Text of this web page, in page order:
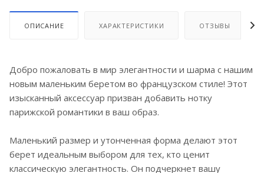
ОПИСАНИЕ ХАРАКТЕРИСТИКИ ОТЗЫВЫ
Добро пожаловать в мир элегантности и шарма с нашим
новым маленьким беретом во французском стиле! Этот
изысканный аксессуар призван добавить нотку
парижской романтики в ваш образ.
Маленький размер и утонченная форма делают этот
берет идеальным выбором для тех, кто ценит
классическую элегантность. Он подчеркнет вашу